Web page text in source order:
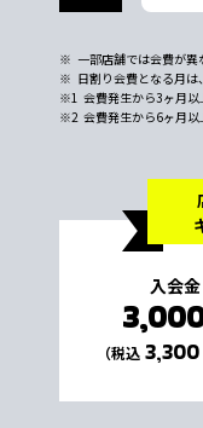
入会金
（税込 3,300
一部店舗では会費が異
日割り会費となる月
会費発生から3ヶ月以
会費発生から6ヶ月以